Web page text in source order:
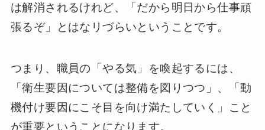
は解消されるけれど、「だから明日から仕事頑
張るぞ」とはなリづらいということです。
つまり、職員の「やる気」を喚起するには、
「衛生要因については整備を図りつつ」、「動
機付け要因にこそ目を向け満たしていく」こと
が重要ということになります。